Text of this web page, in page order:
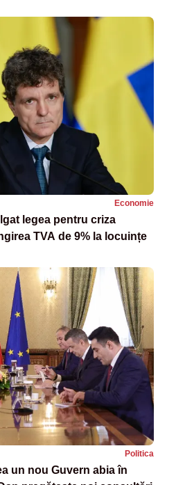
Economie
legea pentru criza
TVA de 9% la locuințe
Politica
un nou Guvern abia în